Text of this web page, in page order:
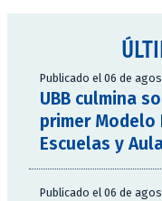
Publicado el 06 de
UBB culmina
primer Modelo
Escuelas y
Publicado el 06 de